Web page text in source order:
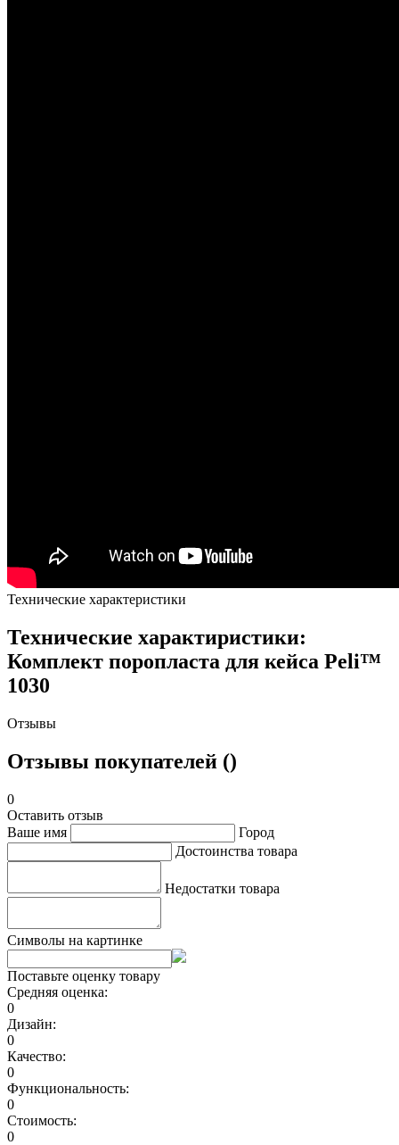
Технические характеристики
Технические характиристики:
Комплект поропласта для кейса Peli™
1030
Отзывы
Отзывы покупателей ()
0
Оставить отзыв
Ваше имя
Город
Достоинства товара
Недостатки товара
Символы на картинке
Поставьте оценку товару
Средняя оценка:
0
Дизайн:
0
Качество:
0
Функциональность:
0
Стоимость:
0